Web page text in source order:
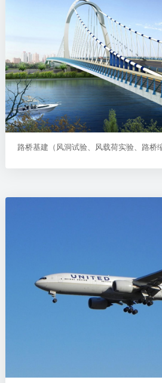
路桥基建（风洞试验、风载荷实验、路桥